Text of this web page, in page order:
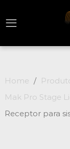
Home
Mak Pro Stage
Receptor para